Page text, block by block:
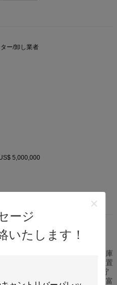
ー/卸し業者
5,000,000
社
2011年に設立され,プロの倉庫
に特化した,貯蔵設備の製造と設置
費用対効果の高い空間利用の貯
積2万平方メートル以上,経験豊富
ージ
いたします！